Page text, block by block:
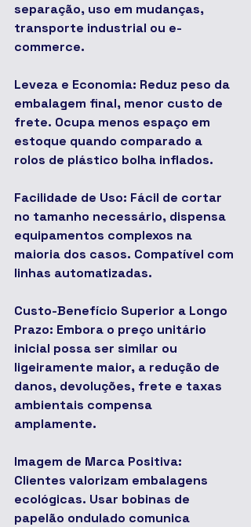
separação, uso em mudanças,
transporte industrial ou e-
commerce.
Leveza e Economia: Reduz peso da
embalagem final, menor custo de
frete. Ocupa menos espaço em
estoque quando comparado a
rolos de plástico bolha inflados.
Facilidade de Uso: Fácil de cortar
no tamanho necessário, dispensa
equipamentos complexos na
maioria dos casos. Compatível com
linhas automatizadas.
Custo-Benefício Superior a Longo
Prazo: Embora o preço unitário
inicial possa ser similar ou
ligeiramente maior, a redução de
danos, devoluções, frete e taxas
ambientais compensa
amplamente.
Imagem de Marca Positiva:
Clientes valorizam embalagens
ecológicas. Usar bobinas de
papelão ondulado comunica